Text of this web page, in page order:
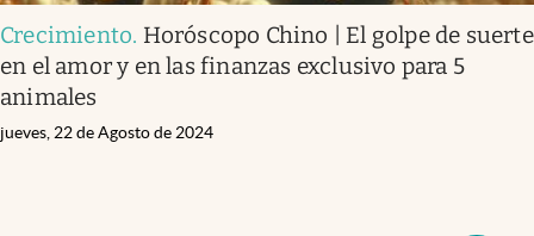
Crecimiento. Horóscopo Chino | El golpe de suerte
en el amor y en las finanzas exclusivo para 5
animales
jueves, 22 de Agosto de 2024